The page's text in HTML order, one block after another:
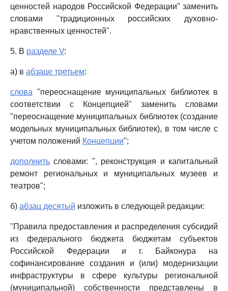
ценностей народов Российской Федерации" заменить
словами "традиционных российских духовно-
нравственных ценностей".
5. В разделе V:
а) в абзаце третьем:
слова "переоснащение муниципальных библиотек в
соответствии с Концепцией" заменить словами
"переоснащение муниципальных библиотек (создание
модельных муниципальных библиотек), в том числе с
учетом положений Концепции";
дополнить словами: ", реконструкция и капитальный
ремонт региональных и муниципальных музеев и
театров";
б) абзац десятый изложить в следующей редакции:
"Правила предоставления и распределения субсидий
из федерального бюджета бюджетам субъектов
Российской Федерации и г. Байконура на
софинансирование создания и (или) модернизации
инфраструктуры в сфере культуры региональной
(муниципальной) собственности представлены в